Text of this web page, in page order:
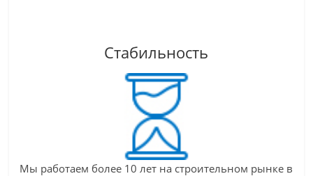
Стабильность
Мы работаем более 10 лет на строительном рынке в